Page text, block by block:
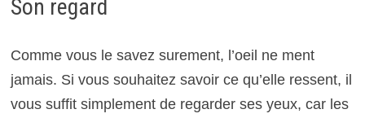
Son regard
Comme vous le savez surement, l’oeil ne ment
jamais. Si vous souhaitez savoir ce qu’elle ressent, il
vous suffit simplement de regarder ses yeux, car les